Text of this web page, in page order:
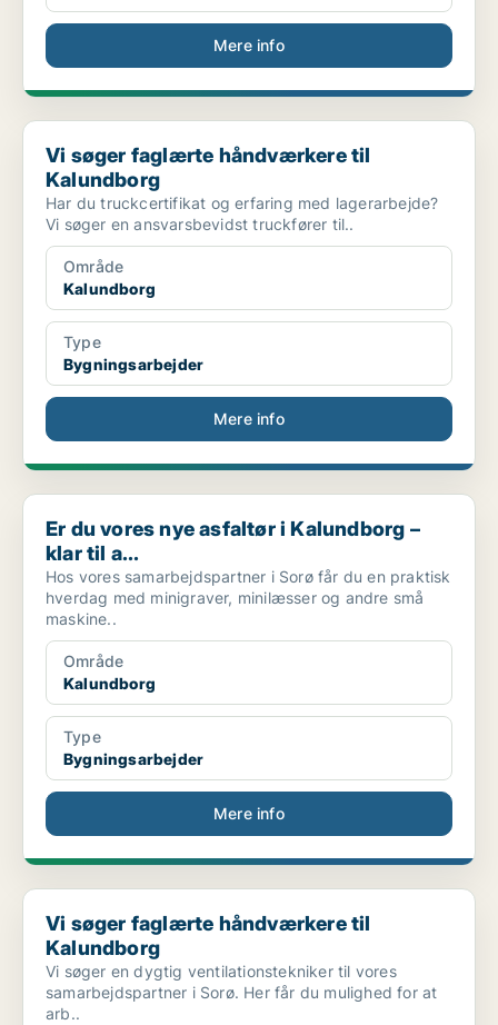
Mere info
Vi søger faglærte håndværkere til Kalundborg
Vi søger faglærte håndværkere til
Kalundborg
Har du truckcertifikat og erfaring med lagerarbejde?
Vi søger en ansvarsbevidst truckfører til..
Område
Kalundborg
Type
Bygningsarbejder
Mere info
Er du vores nye asfaltør i Kalundborg – klar til a...
Er du vores nye asfaltør i Kalundborg –
klar til a...
Hos vores samarbejdspartner i Sorø får du en praktisk
hverdag med minigraver, minilæsser og andre små
maskine..
Område
Kalundborg
Type
Bygningsarbejder
Mere info
Vi søger faglærte håndværkere til Kalundborg
Vi søger faglærte håndværkere til
Kalundborg
Vi søger en dygtig ventilationstekniker til vores
samarbejdspartner i Sorø. Her får du mulighed for at
arb..